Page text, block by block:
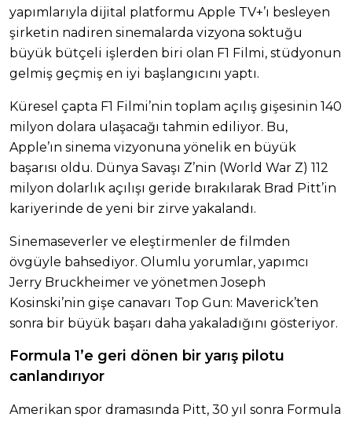
yapımlarıyla dijital platformu Apple TV+’ı besleyen
şirketin nadiren sinemalarda vizyona soktuğu
büyük bütçeli işlerden biri olan F1 Filmi, stüdyonun
gelmiş geçmiş en iyi başlangıcını yaptı.
Küresel çapta F1 Filmi’nin toplam açılış gişesinin 140
milyon dolara ulaşacağı tahmin ediliyor. Bu,
Apple’ın sinema vizyonuna yönelik en büyük
başarısı oldu. Dünya Savaşı Z’nin (World War Z) 112
milyon dolarlık açılışı geride bırakılarak Brad Pitt’in
kariyerinde de yeni bir zirve yakalandı.
Sinemaseverler ve eleştirmenler de filmden
övgüyle bahsediyor. Olumlu yorumlar, yapımcı
Jerry Bruckheimer ve yönetmen Joseph
Kosinski’nin gişe canavarı Top Gun: Maverick’ten
sonra bir büyük başarı daha yakaladığını gösteriyor.
Formula 1’e geri dönen bir yarış pilotu
canlandırıyor
Amerikan spor dramasında Pitt, 30 yıl sonra Formula